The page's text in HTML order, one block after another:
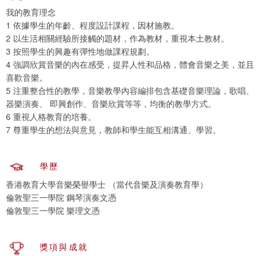
我的教育理念
1 依據學生的年齡、程度設計課程，因材施教。
2 以生活相關經驗所接觸的題材，作為教材，重視本土教材。
3 按照學生的興趣有彈性地做課程規劃。
4 強調欣賞音樂的內在感受，提昇人性和品格，體會音樂之美，並且
喜歡音樂。
5 注重整合性的教學，音樂教學內容編排包含基礎音樂理論，歌唱、
器樂演奏、 即興創作、音樂欣賞等等，均衡的教學方式。
6 重視人格教育的培養。
7 尊重學生的想法與意見，教師和學生能互相溝通、學習。
學歷
香港教育大學音樂榮譽學士 （當代音樂及演奏教育學）
倫敦聖三一學院 鋼琴演奏文憑
倫敦聖三一學院 樂理文憑
獎項與成就